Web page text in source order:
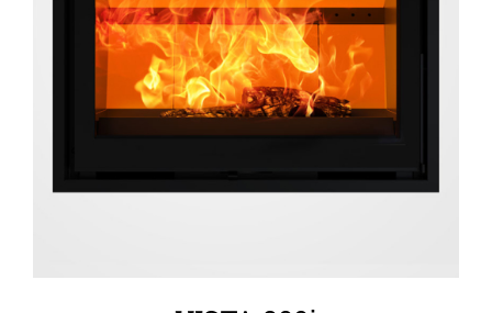
ΛΕΠΤΟΜΈΡΕΙΕΣ